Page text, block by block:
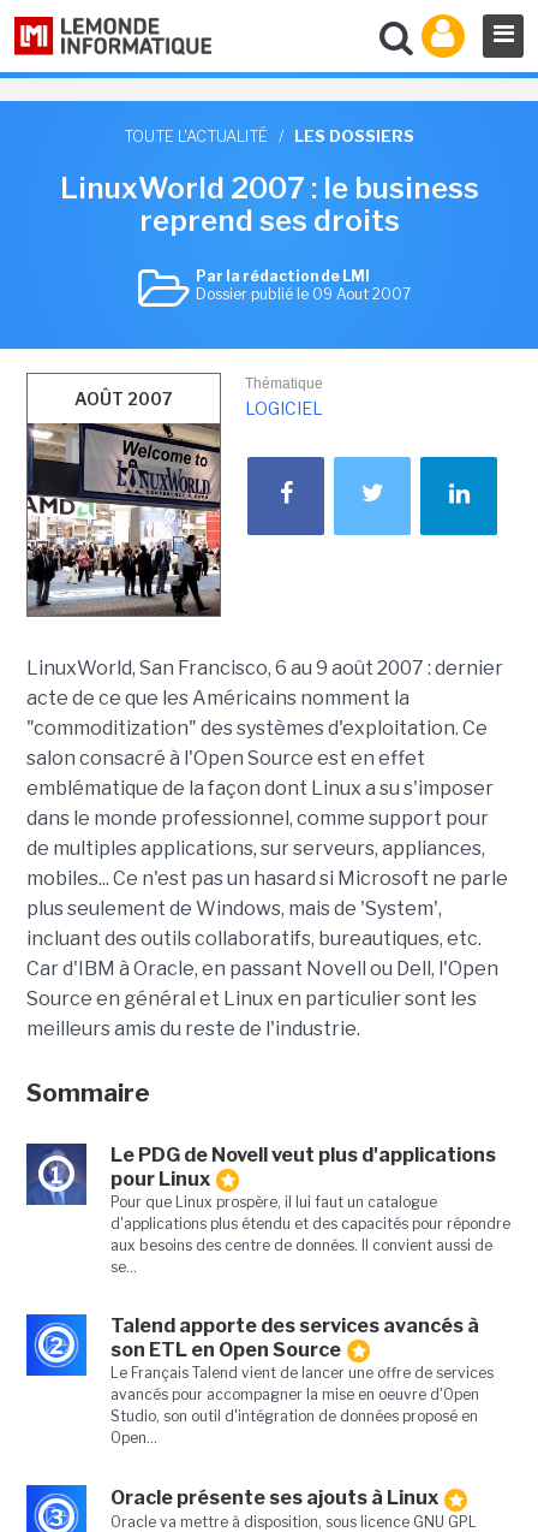
TOUTE L'ACTUALITÉ / LES DOSSIERS
LinuxWorld 2007 : le business
reprend ses droits
Par la rédaction de LMI
Dossier publié le 09 Aout 2007
AOÛT 2007
Thématique
LOGICIEL
LinuxWorld, San Francisco, 6 au 9 août 2007 : dernier
acte de ce que les Américains nomment la
"commoditization" des systèmes d'exploitation. Ce
salon consacré à l'Open Source est en effet
emblématique de la façon dont Linux a su s'imposer
dans le monde professionnel, comme support pour
de multiples applications, sur serveurs, appliances,
mobiles... Ce n'est pas un hasard si Microsoft ne parle
plus seulement de Windows, mais de 'System',
incluant des outils collaboratifs, bureautiques, etc.
Car d'IBM à Oracle, en passant Novell ou Dell, l'Open
Source en général et Linux en particulier sont les
meilleurs amis du reste de l'industrie.
Sommaire
1
Le PDG de Novell veut plus d'applications
pour Linux
Pour que Linux prospère, il lui faut un catalogue
d'applications plus étendu et des capacités pour répondre
aux besoins des centre de données. Il convient aussi de
se...
2
Talend apporte des services avancés à
son ETL en Open Source
Le Français Talend vient de lancer une offre de services
avancés pour accompagner la mise en oeuvre d'Open
Studio, son outil d'intégration de données proposé en
Open...
3
Oracle présente ses ajouts à Linux
Oracle va mettre à disposition, sous licence GNU GPL